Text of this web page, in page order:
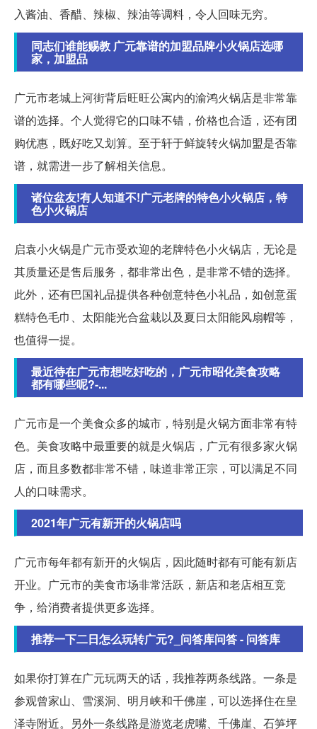
入酱油、香醋、辣椒、辣油等调料，令人回味无穷。
同志们谁能赐教 广元靠谱的加盟品牌小火锅店选哪
家，加盟品
广元市老城上河街背后旺旺公寓内的渝鸿火锅店是非常靠
谱的选择。个人觉得它的口味不错，价格也合适，还有团
购优惠，既好吃又划算。至于轩于鲜旋转火锅加盟是否靠
谱，就需进一步了解相关信息。
诸位盆友!有人知道不!广元老牌的特色小火锅店，特
色小火锅店
启袁小火锅是广元市受欢迎的老牌特色小火锅店，无论是
其质量还是售后服务，都非常出色，是非常不错的选择。
此外，还有巴国礼品提供各种创意特色小礼品，如创意蛋
糕特色毛巾、太阳能光合盆栽以及夏日太阳能风扇帽等，
也值得一提。
最近待在广元市想吃好吃的，广元市昭化美食攻略
都有哪些呢?-...
广元市是一个美食众多的城市，特别是火锅方面非常有特
色。美食攻略中最重要的就是火锅店，广元有很多家火锅
店，而且多数都非常不错，味道非常正宗，可以满足不同
人的口味需求。
2021年广元有新开的火锅店吗
广元市每年都有新开的火锅店，因此随时都有可能有新店
开业。广元市的美食市场非常活跃，新店和老店相互竞
争，给消费者提供更多选择。
推荐一下二日怎么玩转广元?_问答库问答 - 问答库
如果你打算在广元玩两天的话，我推荐两条线路。一条是
参观曾家山、雪溪洞、明月峡和千佛崖，可以选择住在皇
泽寺附近。另外一条线路是游览老虎嘴、千佛崖、石笋坪